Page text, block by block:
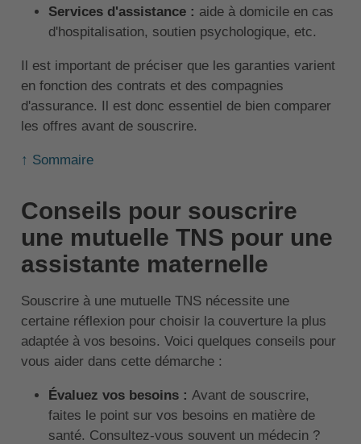
Services d'assistance : aide à domicile en cas
d'hospitalisation, soutien psychologique, etc.
Il est important de préciser que les garanties varient
en fonction des contrats et des compagnies
d'assurance. Il est donc essentiel de bien comparer
les offres avant de souscrire.
↑ Sommaire
Conseils pour souscrire
une mutuelle TNS pour une
assistante maternelle
Souscrire à une mutuelle TNS nécessite une
certaine réflexion pour choisir la couverture la plus
adaptée à vos besoins. Voici quelques conseils pour
vous aider dans cette démarche :
Évaluez vos besoins : Avant de souscrire,
faites le point sur vos besoins en matière de
santé. Consultez-vous souvent un médecin ?